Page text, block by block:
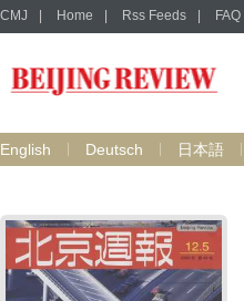
CMJ Home Rss Feeds FAQ
English Deutsch 日本語